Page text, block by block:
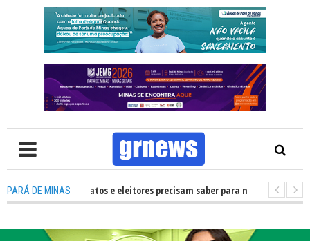
PARÁ DE MINAS
O que candidatos e eleitores precisam saber para não ter problemas nas